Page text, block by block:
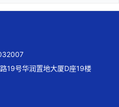
19号华润置地大厦D座19楼